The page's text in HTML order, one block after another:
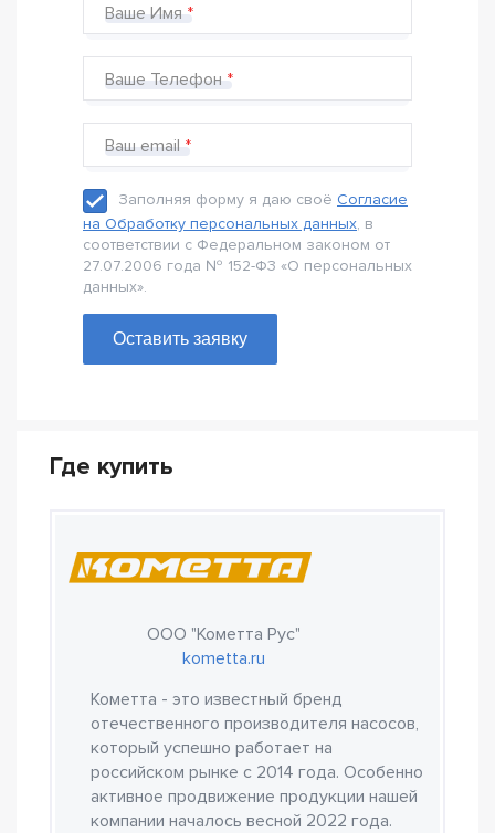
Ваше Имя
Ваше Телефон
Ваш email
Заполняя форму я даю своё Согласие
на Обработку персональных данных, в
соответствии с Федеральном законом от
27.07.2006 года № 152-Ф3 «О персональных
данных».
Оставить заявку
Где купить
ООО "Кометта Рус"
kometta.ru
Кометта - это известный бренд
отечественного производителя насосов,
который успешно работает на
российском рынке с 2014 года. Особенно
активное продвижение продукции нашей
компании началось весной 2022 года.